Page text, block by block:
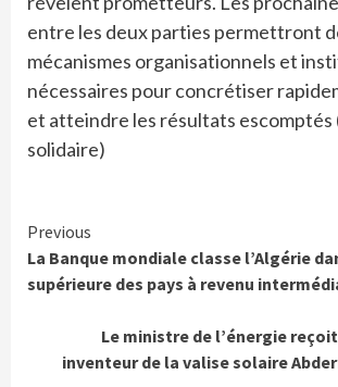
entre les deux parties permettront
mécanismes organisationnels et
nécessaires pour concrétiser
et atteindre les résultats escomptés
solidaire)
Continue
Reading
Previous
La Banque mondiale classe l’Algérie
supérieure des pays à revenu
Le ministre de l’énergie
inventeur de la valise solaire